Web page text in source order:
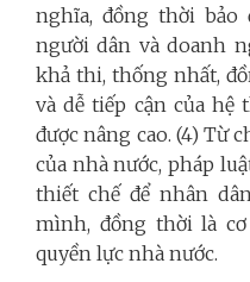
nghĩa, đồng thời
người dân và doanh
khả thi, thống nhất,
và dễ tiếp cận của hệ
được nâng cao. (4) Từ
của nhà nước, pháp
thiết chế để nhân
mình, đồng thời là
quyền lực nhà nước.